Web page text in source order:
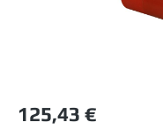
Regulärer Preis:
125,43 €